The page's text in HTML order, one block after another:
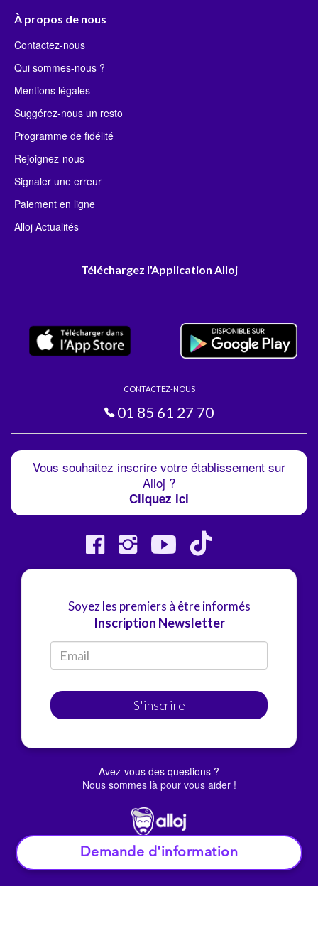
Demande d'information
À propos de nous
Contactez-nous
Qui sommes-nous ?
Mentions légales
Suggérez-nous un resto
Programme de fidélité
Rejoignez-nous
Signaler une erreur
Paiement en ligne
Alloj Actualités
Téléchargez l'Application Alloj
CONTACTEZ-NOUS
01 85 61 27 70
Vous souhaitez inscrire votre établissement sur
Alloj ?
Cliquez ici
Soyez les premiers à être informés
Inscription Newsletter
S'inscrire
Avez-vous des questions ?
Nous sommes là pour vous aider !
© Alloj.2022 Tous droits réservés